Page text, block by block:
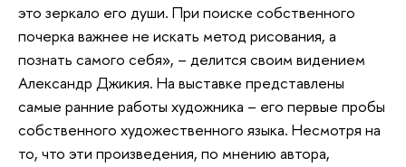
это зеркало его души. При поиске собственного
почерка важнее не искать метод рисования, а
познать самого себя», – делится своим видением
Александр Джикия. На выставке представлены
самые ранние работы художника – его первые пробы
собственного художественного языка. Несмотря на
то, что эти произведения, по мнению автора,